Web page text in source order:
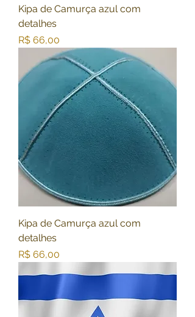
Kipa de Camurça azul com
detalhes
Preço
R$ 66,00
Kipa de Camurça azul com
detalhes
Preço
R$ 66,00